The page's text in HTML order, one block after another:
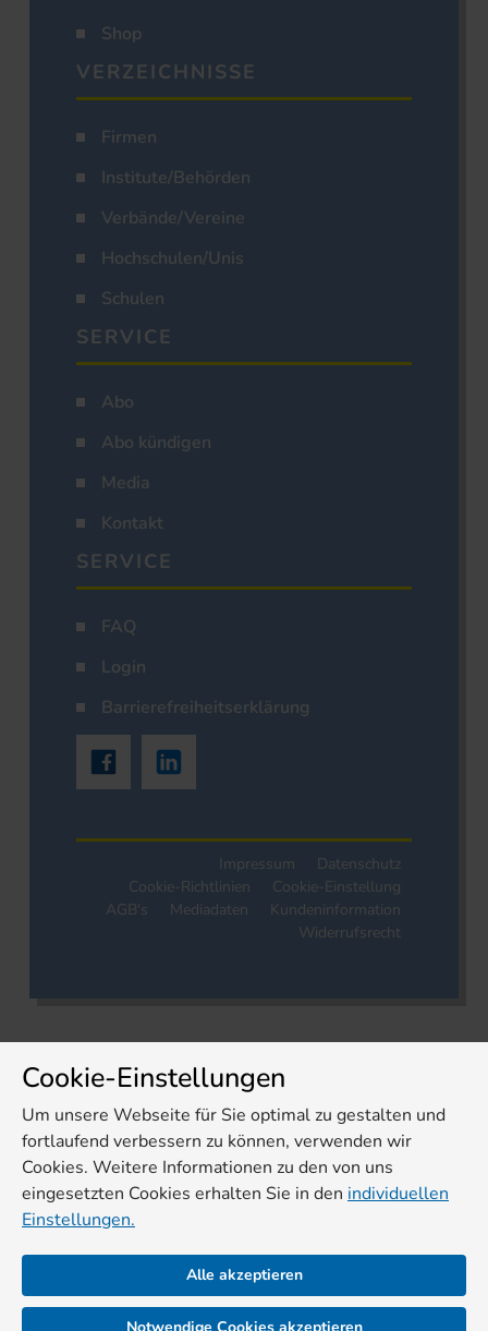
Shop
VERZEICHNISSE
Firmen
Institute/Behörden
Verbände/Vereine
Hochschulen/Unis
Schulen
SERVICE
Abo
Abo kündigen
Media
Kontakt
SERVICE
FAQ
Login
Barrierefreiheitserklärung
Impressum
Datenschutz
Cookie-Richtlinien
Cookie-Einstellung
AGB's
Mediadaten
Kundeninformation
Widerrufsrecht
Cookie-Einstellungen
Um unsere Webseite für Sie optimal zu gestalten und
fortlaufend verbessern zu können, verwenden wir
Cookies. Weitere Informationen zu den von uns
eingesetzten Cookies erhalten Sie in den individuellen
Einstellungen.
Alle akzeptieren